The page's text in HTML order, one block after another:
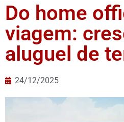
Do home
viagem:
aluguel de
24/12/2025